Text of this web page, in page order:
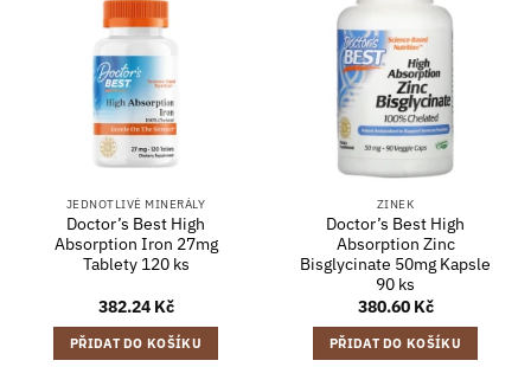
JEDNOTLIVÉ MINERÁLY
Doctor’s Best High
Absorption Iron 27mg
Tablety 120 ks
382.24 Kč
PŘIDAT DO KOŠÍKU
ZINEK
Doctor’s Best High
Absorption Zinc
Bisglycinate 50mg Kapsle
90 ks
380.60 Kč
PŘIDAT DO KOŠÍKU